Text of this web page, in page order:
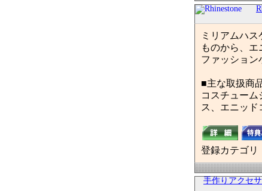
ミリアムハ
ものから、
ファッション
■主な取扱商
コスチュー
ス、エニッド
登録カテゴリ
手作りアクセ